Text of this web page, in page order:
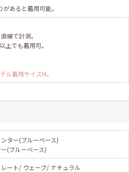
あると着用可能。
線で計測。
上でも着用可。
ル着用サイズM。
ンター(ブルーベース)
(ブルーベース)
レート/ ウェーブ/ ナチュラル